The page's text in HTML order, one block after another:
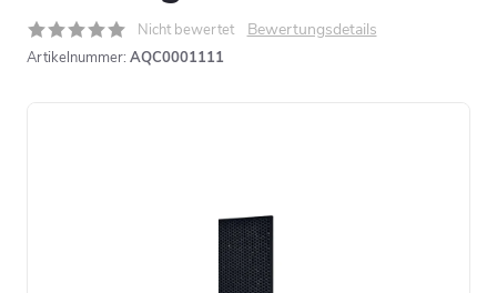
Nicht bewertet Bewertungsdetails
Artikelnummer: AQC0001111